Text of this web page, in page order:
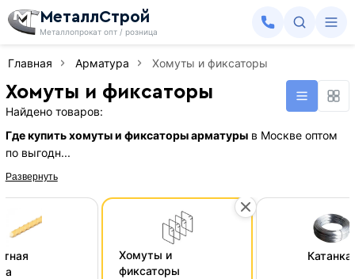
МеталлСтрой
Металлопрокат опт / розница
Главная Арматура Хомуты и фиксаторы
Хомуты и фиксаторы
Найдено товаров:
Где купить хомуты и фиксаторы арматурыв Москве оптом
по выгодн...
Развернуть
Хомуты и
фиксаторы
Катанка